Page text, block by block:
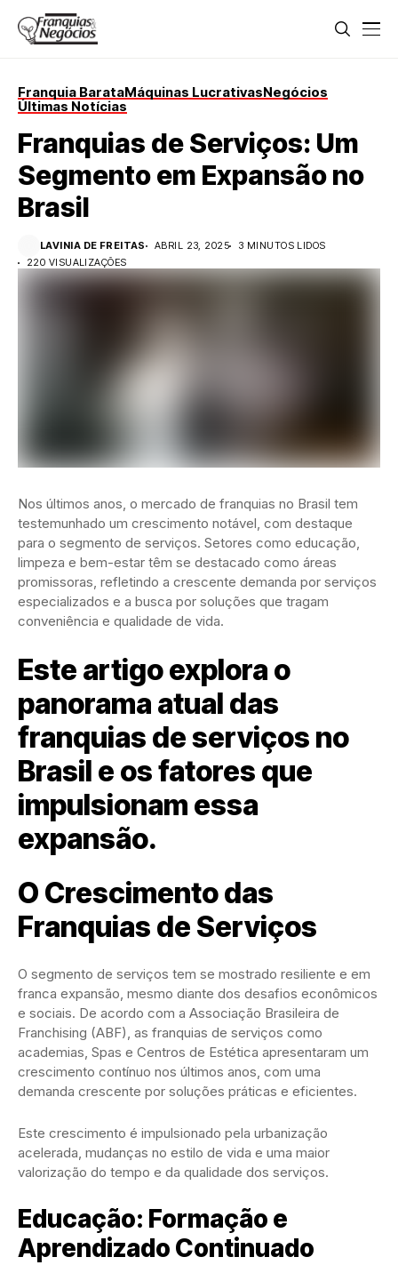
Franquia BarataMáquinas LucrativasNegócios
Últimas Notícias
Franquias de Serviços: Um
Segmento em Expansão no
Brasil
LAVINIA DE FREITAS ABRIL 23, 2025
3 MINUTOS LIDOS
220 VISUALIZAÇÕES
Nos últimos anos, o mercado de franquias no Brasil tem
testemunhado um crescimento notável, com destaque
para o segmento de serviços. Setores como educação,
limpeza e bem-estar têm se destacado como áreas
promissoras, refletindo a crescente demanda por serviços
especializados e a busca por soluções que tragam
conveniência e qualidade de vida.
Este artigo explora o
panorama atual das
franquias de serviços no
Brasil e os fatores que
impulsionam essa
expansão.
O Crescimento das
Franquias de Serviços
O segmento de serviços tem se mostrado resiliente e em
franca expansão, mesmo diante dos desafios econômicos
e sociais. De acordo com a Associação Brasileira de
Franchising (ABF), as franquias de serviços como
academias, Spas e Centros de Estética apresentaram um
crescimento contínuo nos últimos anos, com uma
demanda crescente por soluções práticas e eficientes.
Este crescimento é impulsionado pela urbanização
acelerada, mudanças no estilo de vida e uma maior
valorização do tempo e da qualidade dos serviços.
Educação: Formação e
Aprendizado Continuado